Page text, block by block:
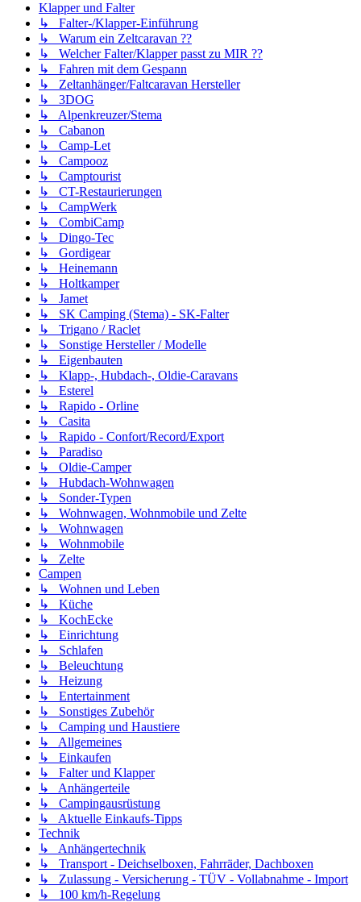
Klapper und Falter
↳ Falter-/Klapper-Einführung
↳ Warum ein Zeltcaravan ??
↳ Welcher Falter/Klapper passt zu MIR ??
↳ Fahren mit dem Gespann
↳ Zeltanhänger/Faltcaravan Hersteller
↳ 3DOG
↳ Alpenkreuzer/Stema
↳ Cabanon
↳ Camp-Let
↳ Campooz
↳ Camptourist
↳ CT-Restaurierungen
↳ CampWerk
↳ CombiCamp
↳ Dingo-Tec
↳ Gordigear
↳ Heinemann
↳ Holtkamper
↳ Jamet
↳ SK Camping (Stema) - SK-Falter
↳ Trigano / Raclet
↳ Sonstige Hersteller / Modelle
↳ Eigenbauten
↳ Klapp-, Hubdach-, Oldie-Caravans
↳ Esterel
↳ Rapido - Orline
↳ Casita
↳ Rapido - Confort/Record/Export
↳ Paradiso
↳ Oldie-Camper
↳ Hubdach-Wohnwagen
↳ Sonder-Typen
↳ Wohnwagen, Wohnmobile und Zelte
↳ Wohnwagen
↳ Wohnmobile
↳ Zelte
Campen
↳ Wohnen und Leben
↳ Küche
↳ KochEcke
↳ Einrichtung
↳ Schlafen
↳ Beleuchtung
↳ Heizung
↳ Entertainment
↳ Sonstiges Zubehör
↳ Camping und Haustiere
↳ Allgemeines
↳ Einkaufen
↳ Falter und Klapper
↳ Anhängerteile
↳ Campingausrüstung
↳ Aktuelle Einkaufs-Tipps
Technik
↳ Anhängertechnik
↳ Transport - Deichselboxen, Fahrräder, Dachboxen
↳ Zulassung - Versicherung - TÜV - Vollabnahme - Import
↳ 100 km/h-Regelung